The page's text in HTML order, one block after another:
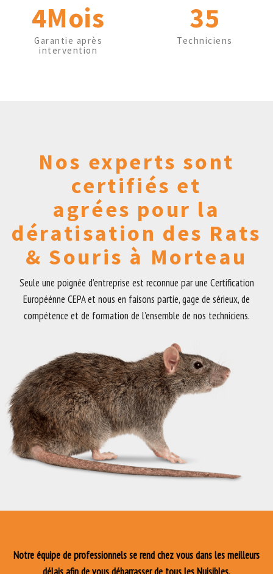
4Mois
Garantie après
intervention
35
Techniciens
Nos experts sont
certifiés et
agrées pour la
dératisation des Rats
& Souris à Morteau
Seule une poignée d’entreprise est reconnue par une Certification
Européénne CEPA et nous en faisons partie, gage de sérieux, de
compétence et de formation de l’ensemble de nos techniciens.
Notre équipe de professionnels se rend chez vous dans les meilleurs